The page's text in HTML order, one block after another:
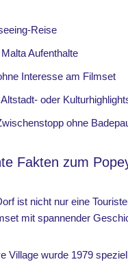
Reise
Aufenthalte
Interesse am Filmset
oder
ohne
Fakten zum
ist nicht nur eine
mit spannender
Village wurde 1979